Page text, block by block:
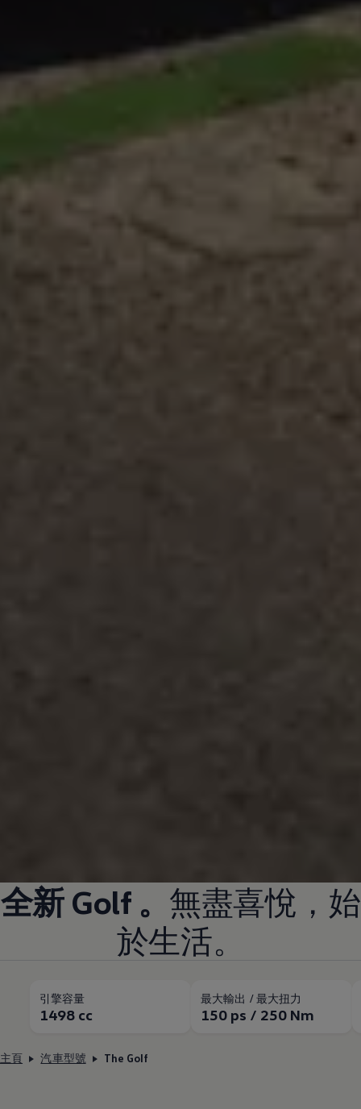
全新 Golf 。 無盡喜悅，始
於生活。
引擎容量
1498 cc
最大輸出 / 最大扭力
150 ps / 250 Nm
主頁 汽車型號 The Golf